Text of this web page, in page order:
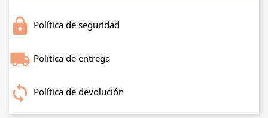
Política de seguridad
Política de entrega
Política de devolución